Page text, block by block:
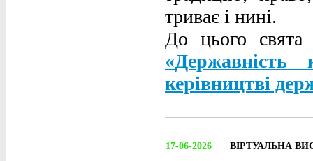
триває і нині.
До цього свята
«Державність
керівництві
17-06-2026 ВІРТУАЛЬНА